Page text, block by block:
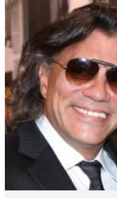
ΣΥΝΔΕΣΜΟΙ
Tv
Πρώτο
Style